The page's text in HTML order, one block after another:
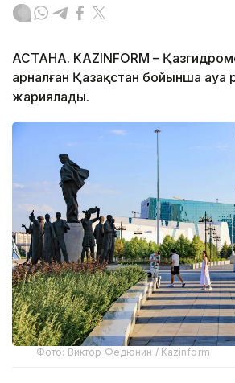
АСТАНА. KAZINFORM –
арналған Қазақстан бойынша
жариялады.
Фото: Виктор Федюнин / Kazinform